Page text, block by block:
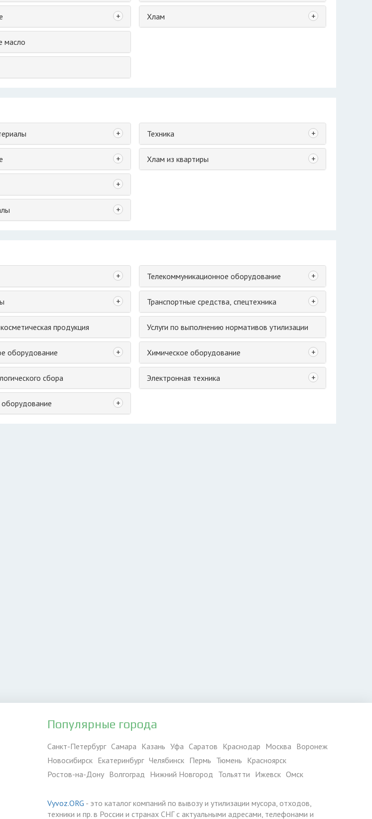
+
масло
Хлам +
+
+
+
+
Техника +
Хлам из квартиры +
+
+
продукция
оборудование +
сбора
+
Телекоммуникационное оборудование +
Транспортные средства, спецтехника +
Услуги по выполнению нормативов утилизации
Химическое оборудование +
Электронная техника +
Популярные города
Санкт-Петербург Самара Казань Уфа Саратов Краснодар Москва Воронеж
Новосибирск Екатеринбург Челябинск Пермь Тюмень Красноярск
Ростов-на-Дону Волгоград Нижний Новгород Тольятти Ижевск Омск
Vyvoz.ORG - это каталог компаний по вывозу и утилизации мусора, отходов,
техники и пр. в России и странах СНГ с актуальными адресами, телефонами и